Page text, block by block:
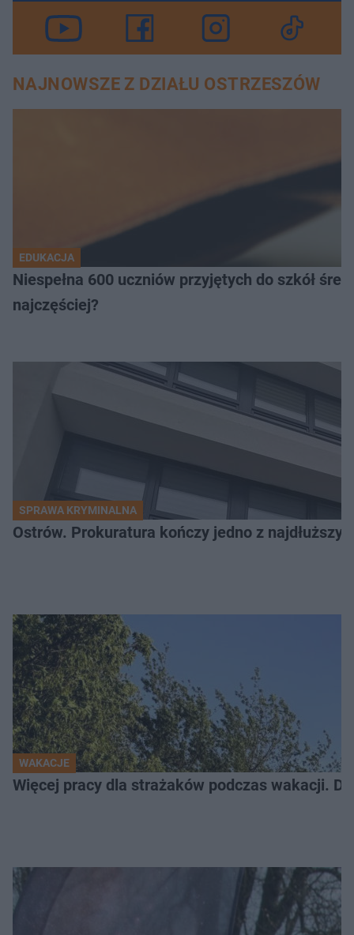
NAJNOWSZE Z DZIAŁU OSTRZESZÓW
EDUKACJA
Niespełna 600 uczniów przyjętych do szkół
najczęściej?
SPRAWA KRYMINALNA
Ostrów. Prokuratura kończy jedno z
WAKACJE
Więcej pracy dla strażaków podczas wakacji.